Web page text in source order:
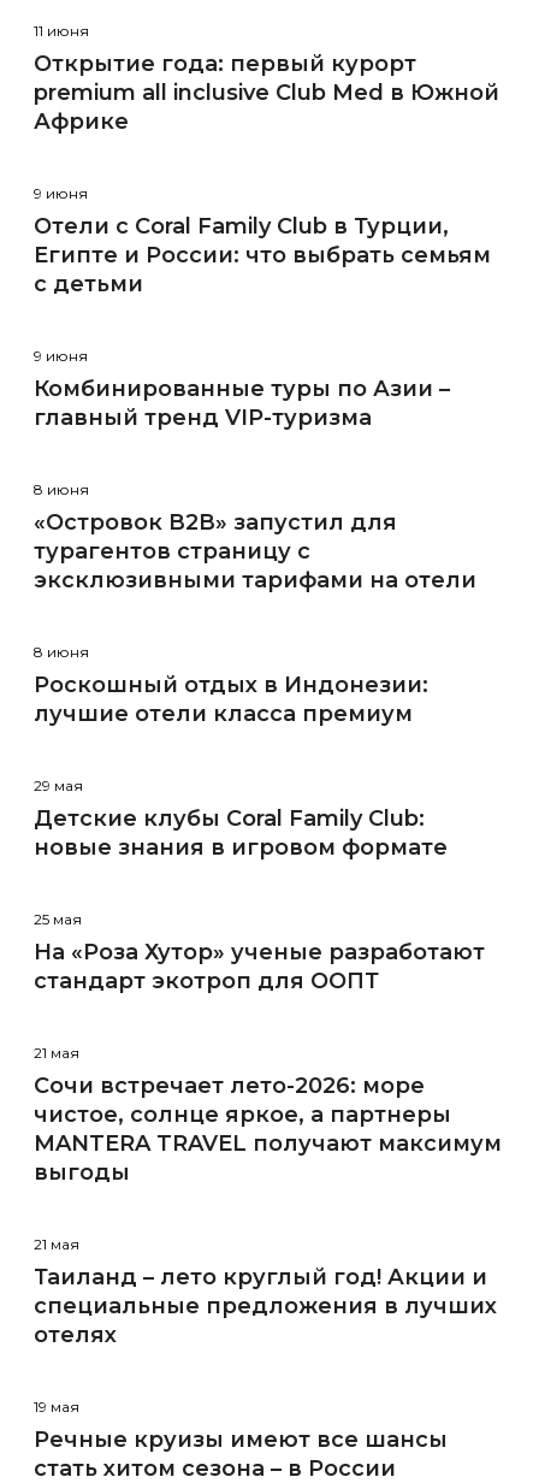
11 июня
Открытие года: первый курорт
premium all inclusive Club Med в Южной
Африке
9 июня
Отели с Coral Family Club в Турции,
Египте и России: что выбрать семьям
с детьми
9 июня
Комбинированные туры по Азии –
главный тренд VIP-туризма
8 июня
«Островок В2В» запустил для
турагентов страницу с
эксклюзивными тарифами на отели
8 июня
Роскошный отдых в Индонезии:
лучшие отели класса премиум
29 мая
Детские клубы Coral Family Club:
новые знания в игровом формате
25 мая
На «Роза Хутор» ученые разработают
стандарт экотроп для ООПТ
21 мая
Сочи встречает лето-2026: море
чистое, солнце яркое, а партнеры
MANTERA TRAVEL получают максимум
выгоды
21 мая
Таиланд – лето круглый год! Акции и
специальные предложения в лучших
отелях
19 мая
Речные круизы имеют все шансы
стать хитом сезона – в России